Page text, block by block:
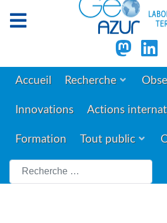
Accueil Recherche
Innovations Actions
Formation Tout public
Rechercher